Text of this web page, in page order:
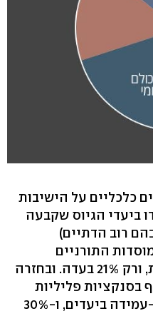
כלכליים על הישיבות
ביעדי הגיוס שקבעה
ככלל, 79% (ובהם רוב הדתיים)
התורניים
שהובטחה למפלגות החרדיות, ורק 21% בעדה. ובחזרה
תומכים אף בסנקציות פליליות
(כולל מאסר תלמידים) על אי-עמידה ביעדים, ו-30%